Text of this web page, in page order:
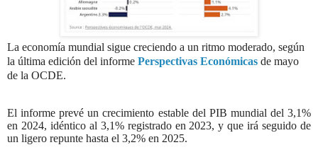
La economía mundial sigue creciendo a un ritmo moderado, según
la última edición del informe Perspectivas Económicas de mayo
de la OCDE.
El informe prevé un crecimiento estable del PIB mundial del 3,1%
en 2024, idéntico al 3,1% registrado en 2023, y que irá seguido de
un ligero repunte hasta el 3,2% en 2025.